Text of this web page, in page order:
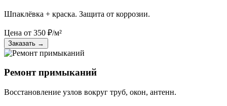
Шпаклёвка + краска. Защита от коррозии.
Цена от 350 ₽/м²
Заказать →
Ремонт примыканий
Восстановление узлов вокруг труб, окон, антенн.